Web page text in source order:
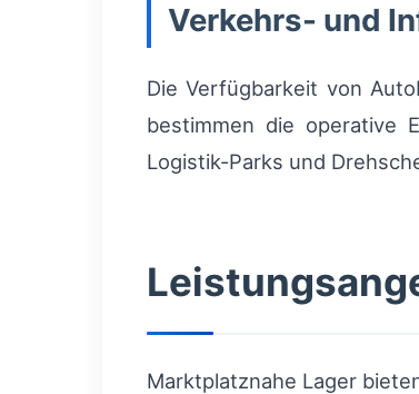
Verkehrs- und
Die Verfügbarkeit von
bestimmen die operative
Logistik-Parks und
Marktplatznahe Lager